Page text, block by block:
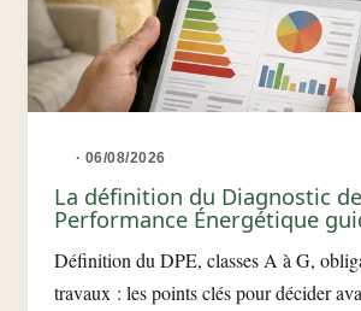
· 06/08/2026
La définition du Diagnostic de
Performance Énergétique
Définition du DPE, classes A à G,
travaux : les points clés pour décider